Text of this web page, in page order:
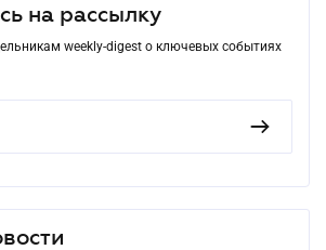
на рассылку
weekly-digest о ключевых событиях